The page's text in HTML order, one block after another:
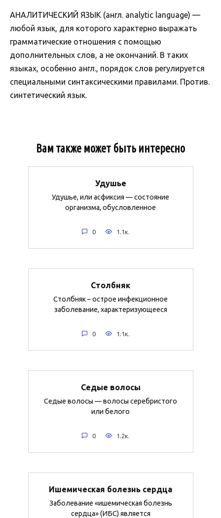
АНАЛИТИЧЕСКИЙ ЯЗЫК (англ. analytic language) —
любой язык, для которого характерно выражать
грамматические отношения с помощью
дополнительных слов, а не окончаний. В таких
языках, особенно англ., порядок слов регулируется
специальными синтаксическими правилами. Против.
синтетический язык.
Вам также может быть интересно
Удушье
Удушье, или асфиксия — состояние
организма, обусловленное
0 1.1к.
Столбняк
Столбняк – острое инфекционное
заболевание, характеризующееся
0 1.1к.
Седые волосы
Седые волосы — волосы серебристого
или белого
0 1.2к.
Ишемическая болезнь сердца
Заболевание «ишемическая болезнь
сердца» (ИБС) является